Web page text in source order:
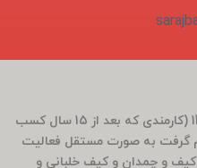
فروشگاه سَراج باشی در بَهار سال 1400 (کارمندی که بعد از 15 سال کسب
گرفت به صورت مستقل فعالیت
و چمدان و کیف خلبانی و